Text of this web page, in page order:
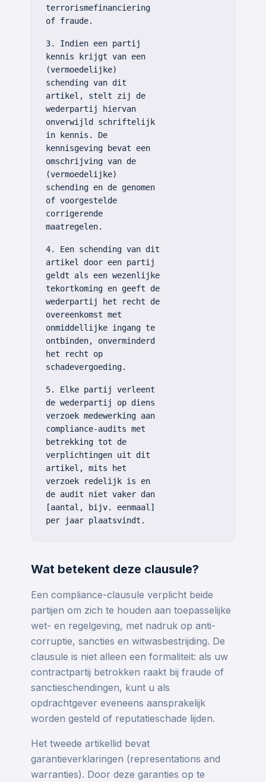
terrorismefinanciering
of fraude.
3. Indien een partij
kennis krijgt van een
(vermoedelijke)
schending van dit
artikel, stelt zij de
wederpartij hiervan
onverwijld schriftelijk
in kennis. De
kennisgeving bevat een
omschrijving van de
(vermoedelijke)
schending en de genomen
of voorgestelde
corrigerende
maatregelen.
4. Een schending van dit
artikel door een partij
geldt als een wezenlijke
tekortkoming en geeft de
wederpartij het recht de
overeenkomst met
onmiddellijke ingang te
ontbinden, onverminderd
het recht op
schadevergoeding.
5. Elke partij verleent
de wederpartij op diens
verzoek medewerking aan
compliance-audits met
betrekking tot de
verplichtingen uit dit
artikel, mits het
verzoek redelijk is en
de audit niet vaker dan
[aantal, bijv. eenmaal]
per jaar plaatsvindt.
Wat betekent deze clausule?
Een compliance-clausule verplicht beide
partijen om zich te houden aan toepasselijke
wet- en regelgeving, met nadruk op anti-
corruptie, sancties en witwasbestrijding. De
clausule is niet alleen een formaliteit: als uw
contractpartij betrokken raakt bij fraude of
sanctieschendingen, kunt u als
opdrachtgever eveneens aansprakelijk
worden gesteld of reputatieschade lijden.
Het tweede artikellid bevat
garantieverklaringen (representations and
warranties). Door deze garanties op te